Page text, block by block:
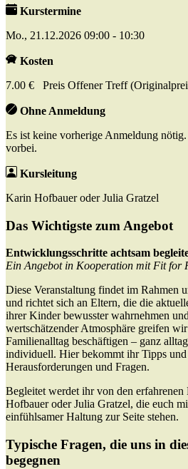
Kurstermine
Mo., 21.12.2026 09:00 - 10:30
Kosten
7.00 € Preis Offener Treff
Ohne Anmeldung
Es ist keine vorherige Anmeldung
vorbei.
Kursleitung
Karin Hofbauer oder Julia Gratzel
Das Wichtigste zum Angebot
Entwicklungsschritte achtsam
Ein Angebot in Kooperation mit Fit for
Diese Veranstaltung findet im Rahmen
und richtet sich an Eltern, die die
ihrer Kinder bewusster wahrnehmen
wertschätzender Atmosphäre greifen
Familienalltag beschäftigen – ganz
individuell. Hier bekommt ihr Tipps
Herausforderungen und Fragen.
Begleitet werdet ihr von den
Hofbauer oder Julia Gratzel, die euch
einfühlsamer Haltung zur Seite stehen.
Typische Fragen, die uns in
begegnen